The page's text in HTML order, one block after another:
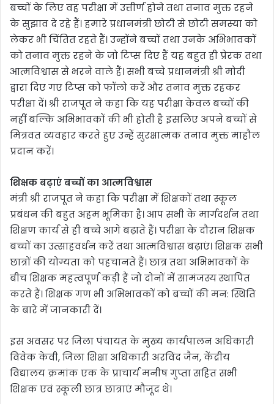
बच्चों के लिए वह परीक्षा में उत्तीर्ण होने तथा तनाव मुक्त रहने
के सुझाव दे रहे हैं। हमारे प्रधानमंत्री छोटी से छोटी समस्या को
लेकर भी चिंतित रहते हैं। उन्होंने बच्चों तथा उनके अभिभावकों
को तनाव मुक्त रहने के जो टिप्स दिए हैं यह बहुत ही प्रेरक तथा
आत्मविश्वास से भरने वाले हैं। सभी बच्चे प्रधानमंत्री श्री मोदी
द्वारा दिए गए टिप्स को फॉलो करें और तनाव मुक्त रहकर
परीक्षा दें। श्री राजपूत ने कहा कि यह परीक्षा केवल बच्चों की
नहीं बल्कि अभिभावकों की भी होती है इसलिए अपने बच्चों से
मित्रवत व्यवहार करते हुए उन्हें सुरक्षात्मक तनाव मुक्त माहौल
प्रदान करें।
शिक्षक बढ़ाएं बच्चों का आत्मविश्वास
मंत्री श्री राजपूत ने कहा कि परीक्षा में शिक्षकों तथा स्कूल
प्रबंधन की बहुत अहम भूमिका है। आप सभी के मार्गदर्शन तथा
शिक्षण कार्य से ही बच्चे आगे बढ़ाते हैं। परीक्षा के दौरान शिक्षक
बच्चों का उत्साहवर्धन करें तथा आत्मविश्वास बढ़ाएं। शिक्षक सभी
छात्रों की योग्यता को पहचानते हैं। छात्र तथा अभिभावकों के
बीच शिक्षक महत्वपूर्ण कड़ी हैं जो दोनों में सामंजस्य स्थापित
करते हैं। शिक्षक गण भी अभिभावकों को बच्चों की मन: स्थिति
के बारे में जानकारी दें।
इस अवसर पर जिला पंचायत के मुख्य कार्यपालन अधिकारी
विवेक केवी, जिला शिक्षा अधिकारी अरविंद जैन, केंद्रीय
विद्यालय क्रमांक एक के प्राचार्य मनीष गुप्ता सहित सभी
शिक्षक एवं स्कूली छात्र छात्राएं मौजूद थे।